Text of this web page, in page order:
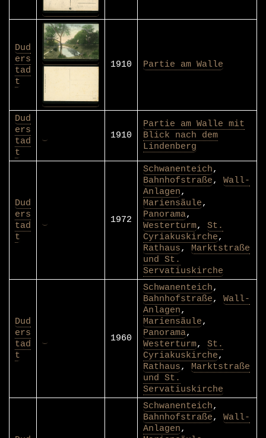
Dud
ers
tad
t
1910 Partie am Walle
Dud
ers
tad
t
1910
Partie am Walle mit
Blick nach dem
Lindenberg
Dud
ers
tad
t
1972
Schwanenteich,
Bahnhofstraße, Wall-
Anlagen,
Mariensäule,
Panorama,
Westerturm, St.
Cyriakuskirche,
Rathaus, Marktstraße
und St.
Servatiuskirche
Dud
ers
tad
t
1960
Schwanenteich,
Bahnhofstraße, Wall-
Anlagen,
Mariensäule,
Panorama,
Westerturm, St.
Cyriakuskirche,
Rathaus, Marktstraße
und St.
Servatiuskirche
Schwanenteich,
Bahnhofstraße, Wall-
Anlagen,